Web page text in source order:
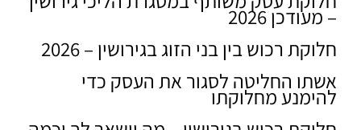
– מעודכן 2026
חלוקת רכוש בין בני הזוג בגירושין – 2026
אשתו החליטה לסגור את העסק כדי
להימנע מחלוקתו